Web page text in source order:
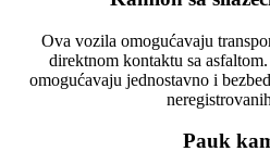
Ova vozila omogućavaju
direktnom kontaktu sa
omogućavaju jednostavno i
Pauk